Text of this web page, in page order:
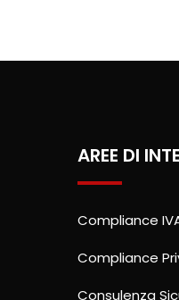
AREE DI
Compliance
Compliance
Consulenza